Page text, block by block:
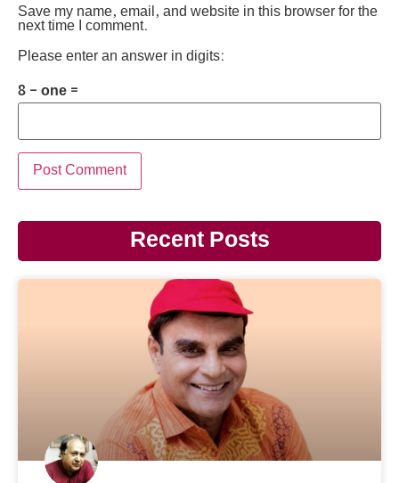
Save my name, email, and website in this browser for the
next time I comment.
Please enter an answer in digits:
8 − one =
Recent Posts